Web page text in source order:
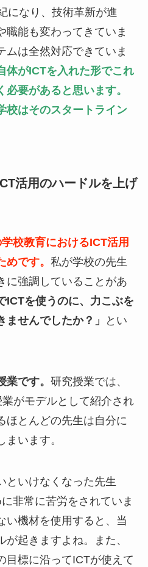
になり、技術革新が進
職能も変わってきていま
ムは全然対応できていま
体がICTを入れた形でこれ
要があると思います。
校はそのスタートライン
活用のハードルを上げ
校教育におけるICT活用
です。 私が学校の先生
に強調していることがあ
ICTを使うのに、力こぶを
せんでしたか？」
とい
です。 研究授業では、
がモデルとして紹介され
ほとんどの先生は自分に
います。
といけなくなった先生
非常に苦労をされていま
い機材を使用すると、当
起きますよね。また、
目標に沿ってICTが使えて